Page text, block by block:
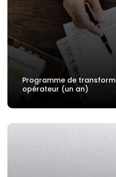
Programme de
opérateur (un an)